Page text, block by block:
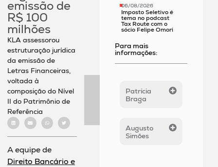
emissão de
R$ 100
milhões
KLA assessorou
estruturação jurídica
da emissão de
Letras Financeiras,
voltada à
composição do Nível
II do Patrimônio de
Referência
A equipe de
Direito Bancário e
06/08/2026
Imposto Seletivo é
tema no podcast
Tax Route com o
sócio Felipe Omori
Para mais
informações:
Patrícia
Braga
Augusto
Simões